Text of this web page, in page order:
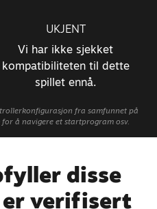
UKJENT
Vi har ikke sjekket
kompatibiliteten til dette
spillet ennå.
fra samfunnet på
å navigere et startprogram osv.
disse
verifisert